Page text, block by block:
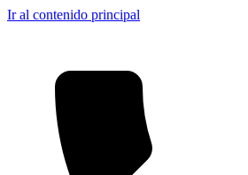
Ir al contenido principal